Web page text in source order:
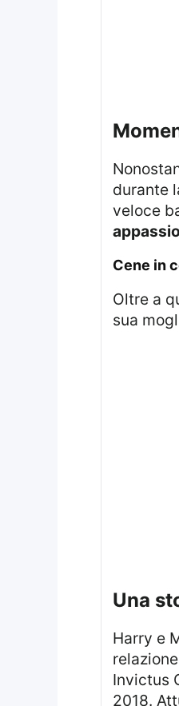
Nonostante la separazione il giorno di San Valentino, i due hanno trovato il modo di condividere momenti romantici
durante
veloce
cene in
Oltre a
sua
una
Harry e Meghan si sono incontrati per la prima volta nel 2016 grazie a un incontro combinato tra amici. La loro
Invictus
2018.